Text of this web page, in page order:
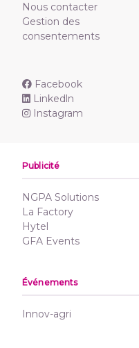
Nous contacter
Gestion des
consentements
Facebook
Linkedln
Instagram
Publicité
NGPA Solutions
La Factory
Hytel
GFA Events
Événements
Innov-agri